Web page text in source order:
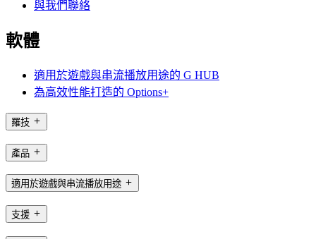
與我們聯絡
軟體
適用於遊戲與串流播放用途的 G HUB
為高效性能打造的 Options+
羅技
產品
適用於遊戲與串流播放用途
支援